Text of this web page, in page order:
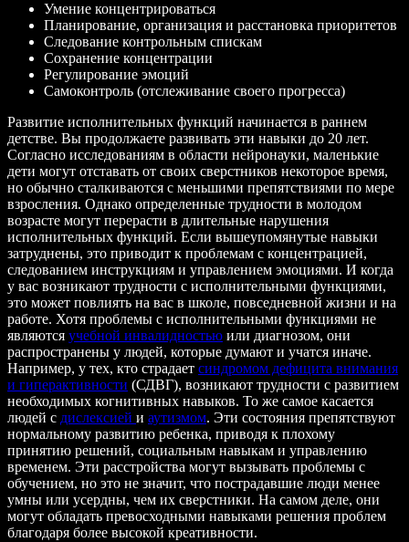
Умение концентрироваться
Планирование, организация и расстановка приоритетов
Следование контрольным спискам
Сохранение концентрации
Регулирование эмоций
Самоконтроль (отслеживание своего прогресса)
Развитие исполнительных функций начинается в раннем
детстве. Вы продолжаете развивать эти навыки до 20 лет.
Согласно исследованиям в области нейронауки, маленькие
дети могут отставать от своих сверстников некоторое время,
но обычно сталкиваются с меньшими препятствиями по мере
взросления. Однако определенные трудности в молодом
возрасте могут перерасти в длительные нарушения
исполнительных функций. Если вышеупомянутые навыки
затруднены, это приводит к проблемам с концентрацией,
следованием инструкциям и управлением эмоциями. И когда
у вас возникают трудности с исполнительными функциями,
это может повлиять на вас в школе, повседневной жизни и на
работе. Хотя проблемы с исполнительными функциями не
являются учебной инвалидностью или диагнозом, они
распространены у людей, которые думают и учатся иначе.
Например, у тех, кто страдает синдромом дефицита внимания
и гиперактивности (СДВГ), возникают трудности с развитием
необходимых когнитивных навыков. То же самое касается
людей с дислексией и аутизмом. Эти состояния препятствуют
нормальному развитию ребенка, приводя к плохому
принятию решений, социальным навыкам и управлению
временем. Эти расстройства могут вызывать проблемы с
обучением, но это не значит, что пострадавшие люди менее
умны или усердны, чем их сверстники. На самом деле, они
могут обладать превосходными навыками решения проблем
благодаря более высокой креативности.